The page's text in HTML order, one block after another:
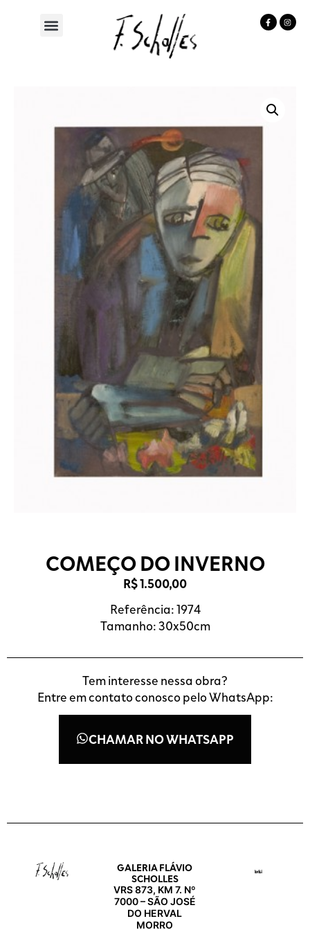
COMEÇO DO INVERNO
R$1.500,00
Referência: 1974
Tamanho: 30x50cm
Tem interesse nessa obra?
Entre em contato conosco pelo WhatsApp:
CHAMAR NO WHATSAPP
GALERIA FLÁVIO
SCHOLLES
VRS 873, KM 7. Nº
7000 – SÃO JOSÉ
DO HERVAL
MORRO